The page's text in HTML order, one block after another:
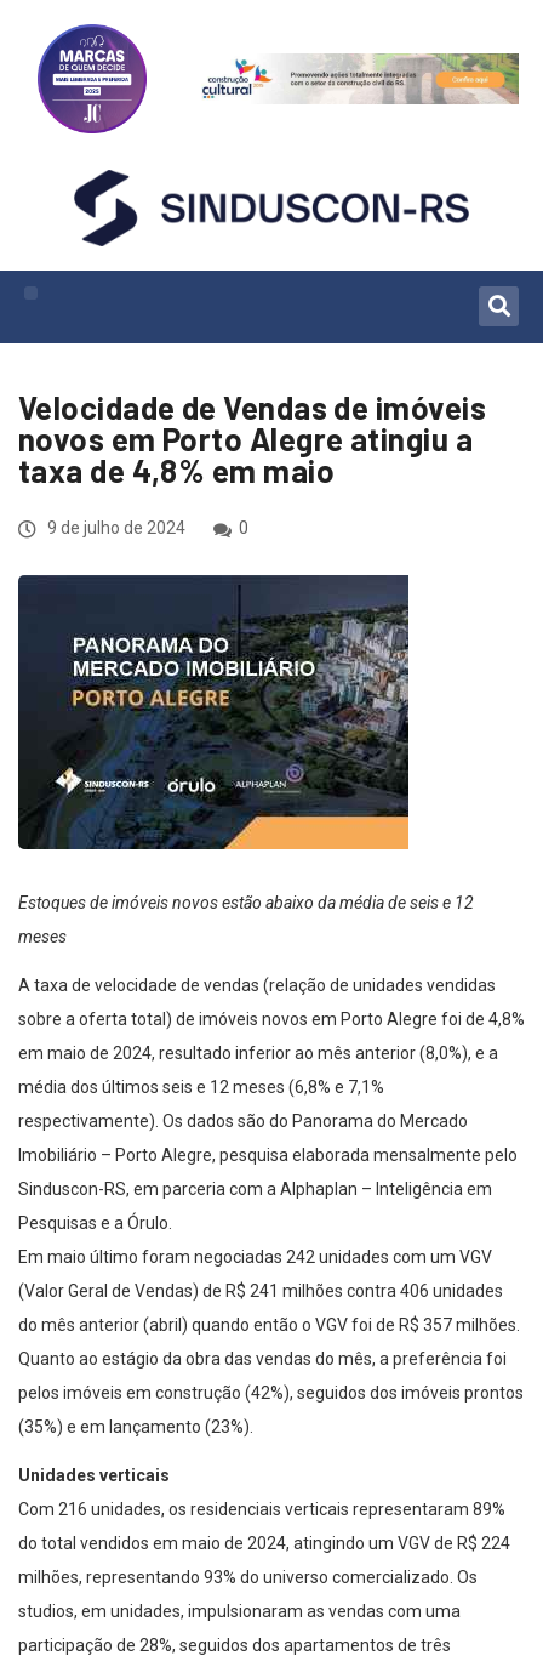
Velocidade de Vendas de imóveis
novos em Porto Alegre atingiu a
taxa de 4,8% em maio
9 de julho de 2024 0
Estoques de imóveis novos estão abaixo da média de seis e 12
meses
A taxa de velocidade de vendas (relação de unidades vendidas
sobre a oferta total) de imóveis novos em Porto Alegre foi de 4,8%
em maio de 2024, resultado inferior ao mês anterior (8,0%), e a
média dos últimos seis e 12 meses (6,8% e 7,1%
respectivamente). Os dados são do Panorama do Mercado
Imobiliário – Porto Alegre, pesquisa elaborada mensalmente pelo
Sinduscon-RS, em parceria com a Alphaplan – Inteligência em
Pesquisas e a Órulo.
Em maio último foram negociadas 242 unidades com um VGV
(Valor Geral de Vendas) de R$ 241 milhões contra 406 unidades
do mês anterior (abril) quando então o VGV foi de R$ 357 milhões.
Quanto ao estágio da obra das vendas do mês, a preferência foi
pelos imóveis em construção (42%), seguidos dos imóveis prontos
(35%) e em lançamento (23%).
Unidades verticais
Com 216 unidades, os residenciais verticais representaram 89%
do total vendidos em maio de 2024, atingindo um VGV de R$ 224
milhões, representando 93% do universo comercializado. Os
studios, em unidades, impulsionaram as vendas com uma
participação de 28%, seguidos dos apartamentos de três